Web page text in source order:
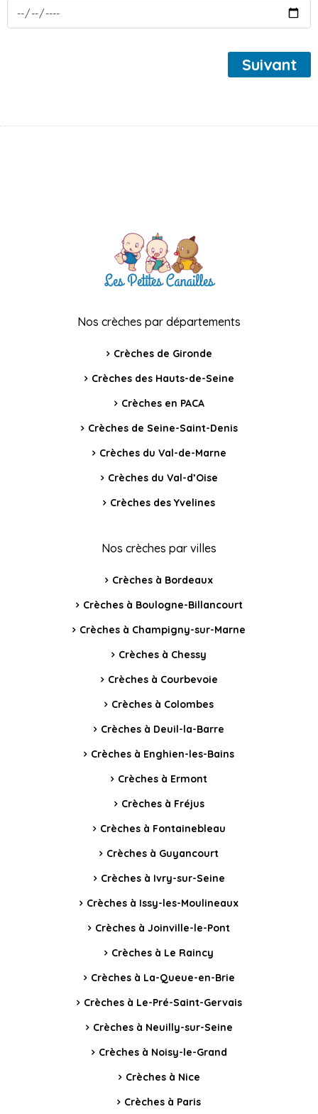
Suivant
Nos crèches par départements
Crèches de Gironde
Crèches des Hauts-de-Seine
Crèches en PACA
Crèches de Seine-Saint-Denis
Crèches du Val-de-Marne
Crèches du Val-d’Oise
Crèches des Yvelines
Nos crèches par villes
Crèches à Bordeaux
Crèches à Boulogne-Billancourt
Crèches à Champigny-sur-Marne
Crèches à Chessy
Crèches à Courbevoie
Crèches à Colombes
Crèches à Deuil-la-Barre
Crèches à Enghien-les-Bains
Crèches à Ermont
Crèches à Fréjus
Crèches à Fontainebleau
Crèches à Guyancourt
Crèches à Ivry-sur-Seine
Crèches à Issy-les-Moulineaux
Crèches à Joinville-le-Pont
Crèches à Le Raincy
Crèches à La-Queue-en-Brie
Crèches à Le-Pré-Saint-Gervais
Crèches à Neuilly-sur-Seine
Crèches à Noisy-le-Grand
Crèches à Nice
Crèches à Paris